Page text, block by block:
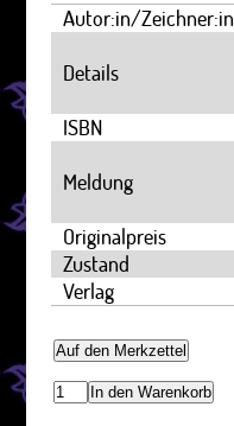
Autor:in/Zeichner:in
Details
ISBN
Meldung
Originalpreis
Zustand
Verlag
Auf den Merkzettel
In den Warenkorb